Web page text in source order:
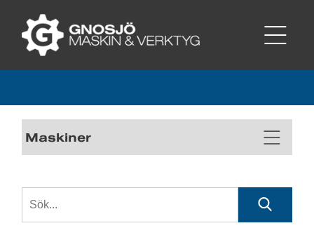
Maskiner